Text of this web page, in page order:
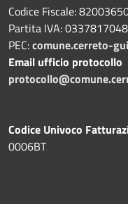
Codice Fiscale:
Partita IVA:
PEC:comune.cerreto-
Email ufficio protocollo
Codice Univoco
0006BT